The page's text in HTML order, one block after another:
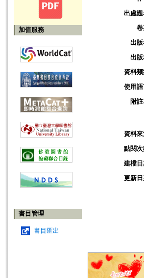
加值服務
書目管理
書目匯出
出處題
卷
出
出
資料類
使用
附
資料
點閱
建檔日
更新日